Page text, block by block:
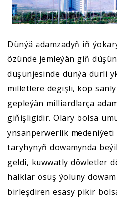
Dünýä adamzadyň iň
özünde jemleýän giň
düşünjesinde dünýä dürli
milletlere degişli, köp
gepleýän milliardlarça
giňişligidir. Olary bolsa
ynsanperwerlik medeniýeti
taryhynyň dowamynda
geldi, kuwwatly döwletler
halklar ösüş ýoluny
birleşdiren esasy pikir